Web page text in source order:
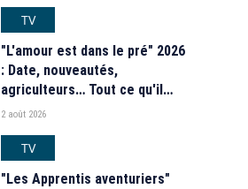
TV
"L'amour est dans le pré" 2026
: Date, nouveautés,
agriculteurs… Tout ce qu'il
faut savoir sur la saison 21 du
2 août 2026
TV
"Les Apprentis aventuriers"